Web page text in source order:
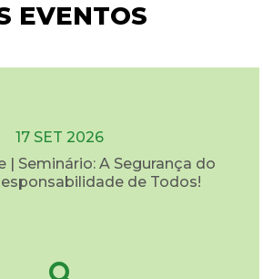
EVENTOS
17 SET 2026
| Seminário: A Segurança do
de Todos!